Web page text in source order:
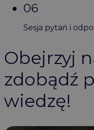
06
Sesja pytań i
Obejrzyj
zdobądź
wiedzę!